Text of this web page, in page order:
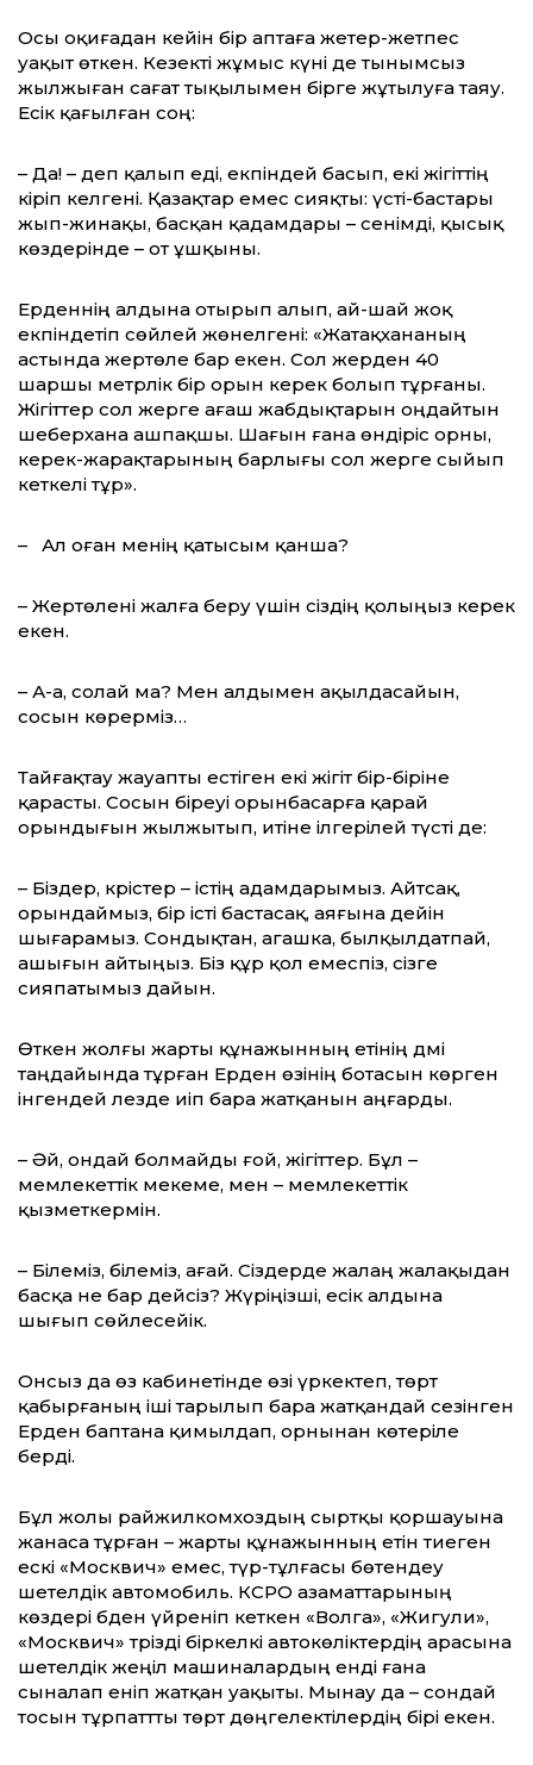
Осы оқиғадан кейін бір аптаға жетер-жетпес
уақыт өткен. Кезекті жұмыс күні де тынымсыз
жылжыған сағат тықылымен бірге жұтылуға таяу.
Есік қағылған соң:
– Да! – деп қалып еді, екпіндей басып, екі жігіттің
кіріп келгені. Қазақтар емес сияқты: үсті-бастары
жып-жинақы, басқан қадамдары – сенімді, қысық
көздерінде – от ұшқыны.
Ерденнің алдына отырып алып, ай-шай жоқ
екпіндетіп сөйлей жөнелгені: «Жатақхананың
астында жертөле бар екен. Сол жерден 40
шаршы метрлік бір орын керек болып тұрғаны.
Жігіттер сол жерге ағаш жабдықтарын оңдайтын
шеберхана ашпақшы. Шағын ғана өндіріс орны,
керек-жарақтарының барлығы сол жерге сыйып
кеткелі тұр».
– Ал оған менің қатысым қанша?
– Жертөлені жалға беру үшін сіздің қолыңыз керек
екен.
– А-а, солай ма? Мен алдымен ақылда­сайын,
сосын көрерміз…
Тайғақтау жауапты естіген екі жігіт бір-біріне
қарасты. Сосын біреуі орынбасарға қарай
орындығын жылжытып, итіне ілгерілей түсті де:
– Біздер, кәрістер – істің адамдарымыз. Айтсақ,
орындаймыз, бір істі бастасақ, аяғына дейін
шығарамыз. Сондықтан, агашка, былқылдатпай,
ашығын айтыңыз. Біз құр қол емеспіз, сізге
сияпатымыз дайын.
Өткен жолғы жарты құнажынның етінің дәмі
таңдайында тұрған Ерден өзінің ботасын көрген
інгендей лезде иіп бара жатқанын аңғар­ды.
– Әй, ондай болмайды ғой, жігіттер. Бұл –
мемлекеттік мекеме, мен – мемлекеттік
қызметкермін.
– Білеміз, білеміз, ағай. Сіздерде жалаң жалақыдан
басқа не бар дейсіз? Жүріңізші, есік алдына
шығып сөйлесейік.
Онсыз да өз кабинетінде өзі үркектеп, төрт
қабырғаның іші тарылып бара жатқандай сезінген
Ерден баптана қимылдап, орнынан көтеріле
берді.
Бұл жолы райжилкомхоздың сыртқы қоршауына
жанаса тұрған – жарты құнажынның етін тиеген
ескі «Москвич» емес, түр-тұлғасы бөтендеу
шетелдік автомобиль. КСРО азаматтарының
көздері әбден үйреніп кеткен «Волга», «Жигули»,
«Москвич» тәрізді біркелкі автокөліктердің арасына
шетелдік жеңіл машиналардың енді ғана
сыналап еніп жатқан уақыты. Мынау да – сондай
тосын тұрпаттты төрт дөңгелектілердің бірі екен.